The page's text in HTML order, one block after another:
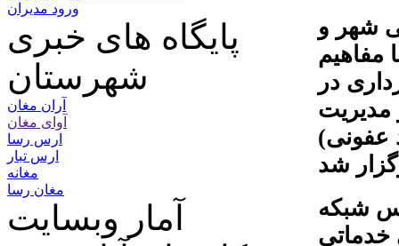
شهر و
مفاهیم
در
مدیریت
عفونی)
شبکه
خدماتی
ورود مدیران
پایگاه های خبری
شهرستان
آران مغان
آوای مغان
ارس رسا
ارس تبار
مغانه
مغان رسا
آمار وبسایت